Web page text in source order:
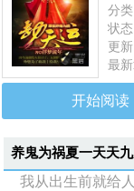
分
状
更
最
开始阅读
养鬼为祸夏一天天
我从出生前就给